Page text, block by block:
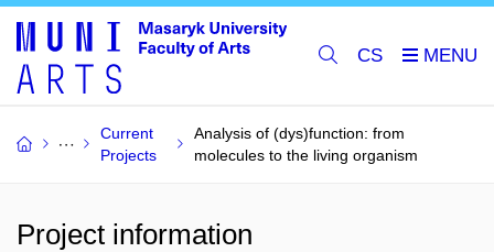
CS
Current
Projects
Analysis of (dys)function: from
molecules to the living organism
Project information